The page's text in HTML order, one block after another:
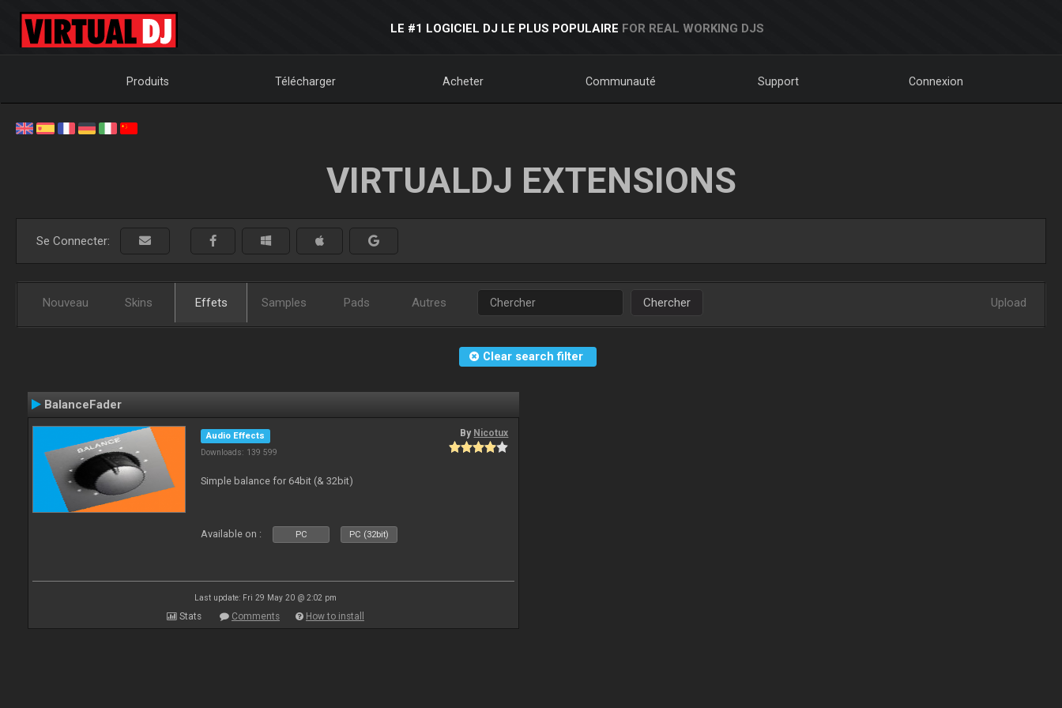
LE #1 LOGICIEL DJ LE PLUS POPULAIRE FOR REAL WORKING DJS
Produits Télécharger Acheter Communauté Support Connexion
VIRTUALDJ EXTENSIONS
Se Connecter:
Nouveau Skins Effets Samples Pads Autres Chercher Upload
Clear search filter
BalanceFader
Audio Effects
Downloads: 139 599
By Nicotux
Simple balance for 64bit (& 32bit)
Available on : PC PC (32bit)
Last update: Fri 29 May 20 @ 2:02 pm
Stats Comments How to install